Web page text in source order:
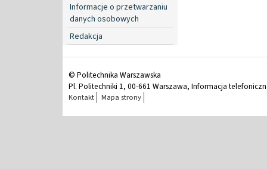
Informacje o przetwarzaniu
danych osobowych
Redakcja
© Politechnika Warszawska
Pl. Politechniki 1, 00-661 Warszawa, Informacja
Kontakt Mapa strony